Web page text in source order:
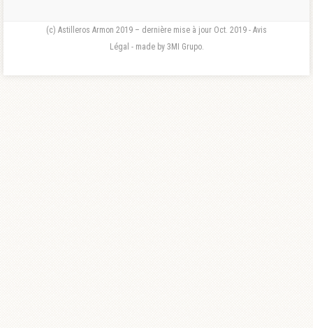
(c) Astilleros Armon 2019 – dernière mise à jour Oct. 2019 - Avis
Légal - made by 3MI Grupo.